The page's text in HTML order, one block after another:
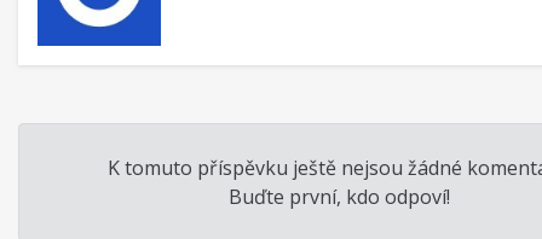
K tomuto příspěvku ještě nejsou žádné
Buďte první, kdo odpoví!